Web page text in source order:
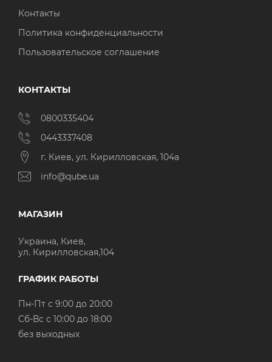
Контакты
Политика конфиденциальности
Пользовательское соглашение
КОНТАКТЫ
0800335404
0443337408
г. Киев, ул. Кирилловская, 104а
info@qube.ua
МАГАЗИН
Украина, Киев,
ул. Кирилловская,104
ГРАФИК РАБОТЫ
Пн-Пт с 9:00 до 20:00
Cб-Вс с 10:00 до 18:00
без выходных